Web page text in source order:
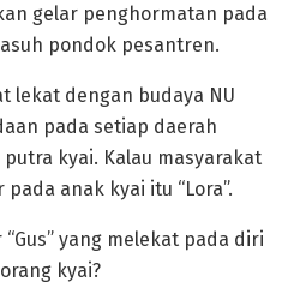
gelar penghormatan pada
pondok pesantren.
lekat dengan budaya NU
pada setiap daerah
kyai. Kalau masyarakat
anak kyai itu “Lora”.
yang melekat pada diri
kyai?